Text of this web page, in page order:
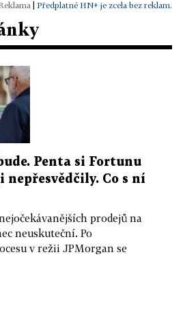
Předplatné HN+ je zcela bez reklam.
Penta si Fortunu
nepřesvědčily. Co s ní
prodejů na
neuskuteční. Po
v režii JPMorgan se